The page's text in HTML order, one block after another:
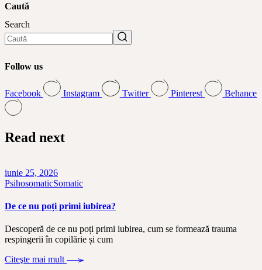
Caută
Search
Follow us
Facebook Instagram Twitter Pinterest Behance
Read next
iunie 25, 2026
PsihosomaticSomatic
De ce nu poți primi iubirea?
Descoperă de ce nu poți primi iubirea, cum se formează trauma
respingerii în copilărie și cum
Citeşte mai mult